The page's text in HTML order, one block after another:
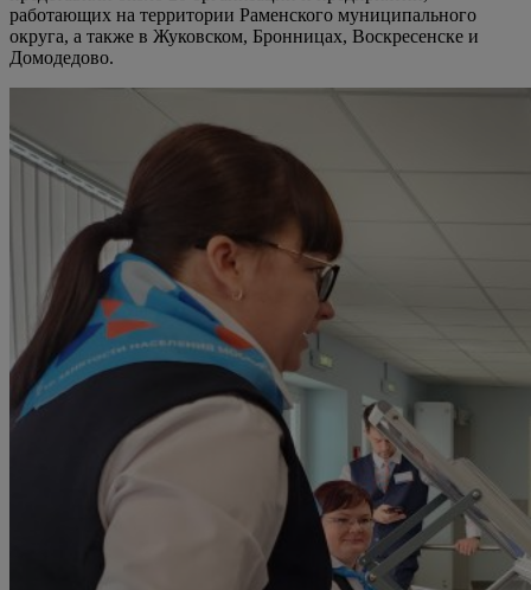
работающих на территории Раменского муниципального
округа, а также в Жуковском, Бронницах, Воскресенске и
Домодедово.